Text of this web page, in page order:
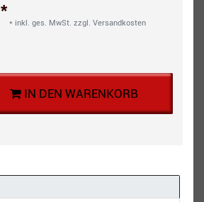
*
* inkl. ges. MwSt. zzgl. Versandkosten
IN DEN WARENKORB